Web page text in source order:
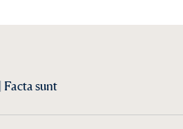
Facta sunt